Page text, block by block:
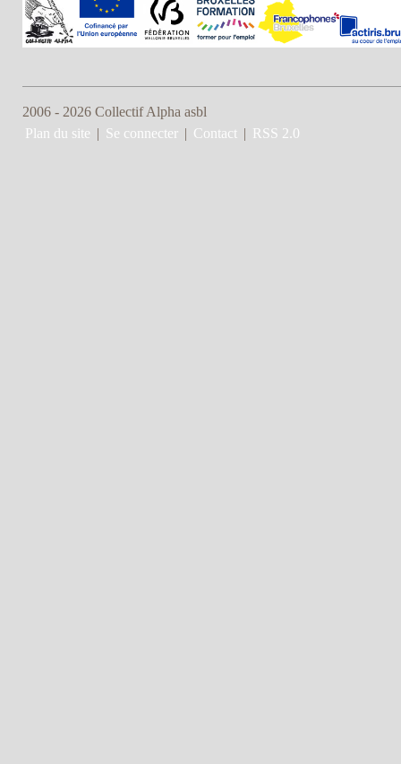
2006 - 2026 Collectif Alpha asbl
Plan du site | Se connecter | Contact | RSS 2.0